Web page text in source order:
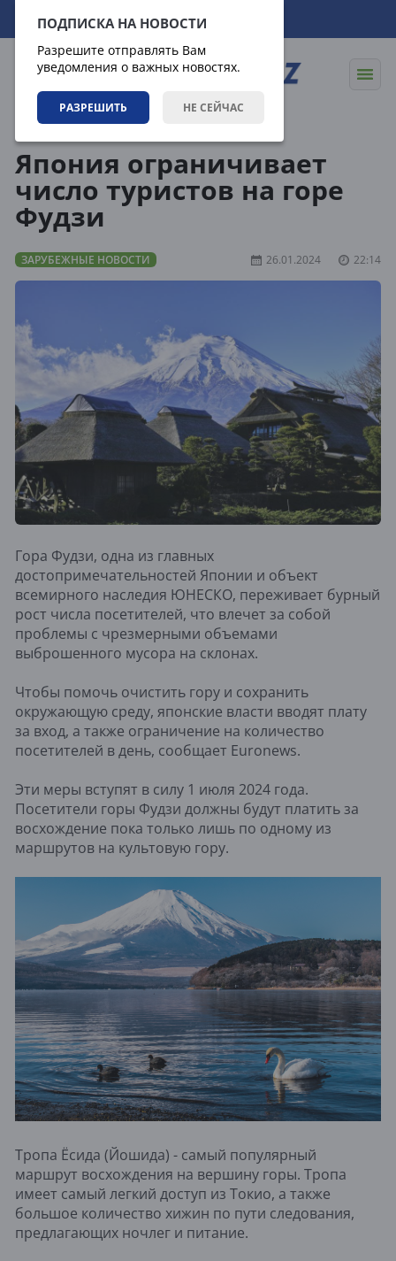
ПОДПИСКА НА НОВОСТИ
Разрешите отправлять Вам
уведомления о важных новостях.
РАЗРЕШИТЬ НЕ СЕЙЧАС
09.08.2026 14:03:00
Япония ограничивает
число туристов на горе
Фудзи
ЗАРУБЕЖНЫЕ НОВОСТИ 26.01.2024 22:14
Гора Фудзи, одна из главных
достопримечательностей Японии и объект
всемирного наследия ЮНЕСКО, переживает бурный
рост числа посетителей, что влечет за собой
проблемы с чрезмерными объемами
выброшенного мусора на склонах.
Чтобы помочь очистить гору и сохранить
окружающую среду, японские власти вводят плату
за вход, а также ограничение на количество
посетителей в день, сообщает Euronews.
Эти меры вступят в силу 1 июля 2024 года.
Посетители горы Фудзи должны будут платить за
восхождение пока только лишь по одному из
маршрутов на культовую гору.
Тропа Ёсида (Йошида) - самый популярный
маршрут восхождения на вершину горы. Тропа
имеет самый легкий доступ из Токио, а также
большое количество хижин по пути следования,
предлагающих ночлег и питание.